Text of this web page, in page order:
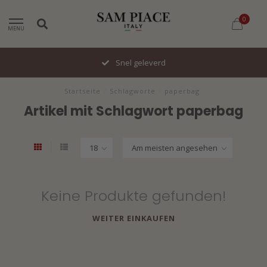
MENU
0
Snel geleverd
Startseite Schlagworte paperbag
Artikel mit Schlagwort paperbag
Keine Produkte gefunden!
WEITER EINKAUFEN